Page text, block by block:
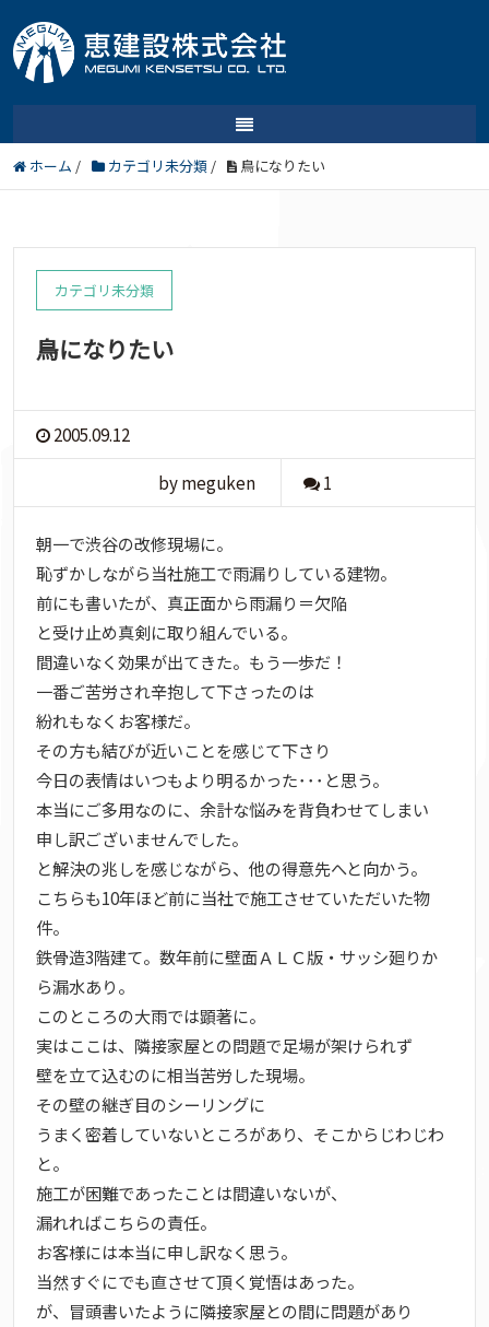
ホーム / カテゴリ未分類 / 鳥になりたい
カテゴリ未分類
鳥になりたい
2005.09.12
by meguken
1
朝一で渋谷の改修現場に。
恥ずかしながら当社施工で雨漏りしている建物。
前にも書いたが、真正面から雨漏り＝欠陥
と受け止め真剣に取り組んでいる。
間違いなく効果が出てきた。もう一歩だ！
一番ご苦労され辛抱して下さったのは
紛れもなくお客様だ。
その方も結びが近いことを感じて下さり
今日の表情はいつもより明るかった･･･と思う。
本当にご多用なのに、余計な悩みを背負わせてしまい
申し訳ございませんでした。
と解決の兆しを感じながら、他の得意先へと向かう。
こちらも10年ほど前に当社で施工させていただいた物
件。
鉄骨造3階建て。数年前に壁面ＡＬＣ版・サッシ廻りか
ら漏水あり。
このところの大雨では顕著に。
実はここは、隣接家屋との問題で足場が架けられず
壁を立て込むのに相当苦労した現場。
その壁の継ぎ目のシーリングに
うまく密着していないところがあり、そこからじわじわ
と。
施工が困難であったことは間違いないが、
漏れればこちらの責任。
お客様には本当に申し訳なく思う。
当然すぐにでも直させて頂く覚悟はあった。
が、冒頭書いたように隣接家屋との間に問題があり